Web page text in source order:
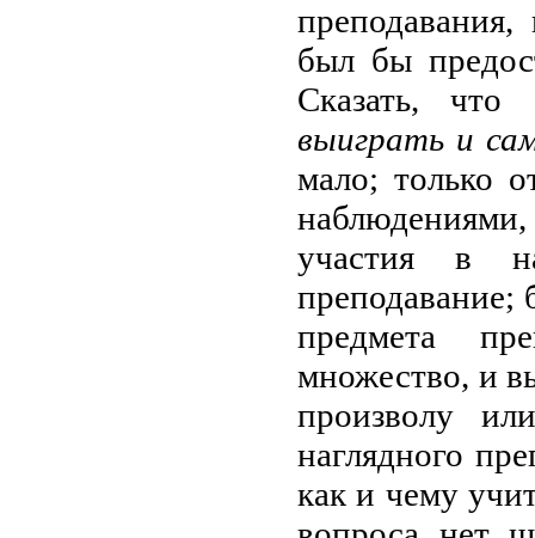
был бы
Сказать,
выиграть и
мало; только
участия в
преподавание;
предмета
множество, и
произволу
наглядного
как и чему